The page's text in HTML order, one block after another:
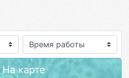
На карте